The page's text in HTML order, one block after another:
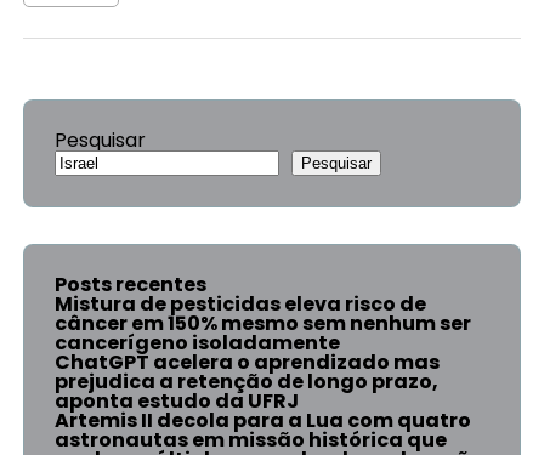
Pesquisar
Pesquisar
Posts recentes
Mistura de pesticidas eleva risco de
câncer em 150% mesmo sem nenhum ser
cancerígeno isoladamente
ChatGPT acelera o aprendizado mas
prejudica a retenção de longo prazo,
aponta estudo da UFRJ
Artemis II decola para a Lua com quatro
astronautas em missão histórica que